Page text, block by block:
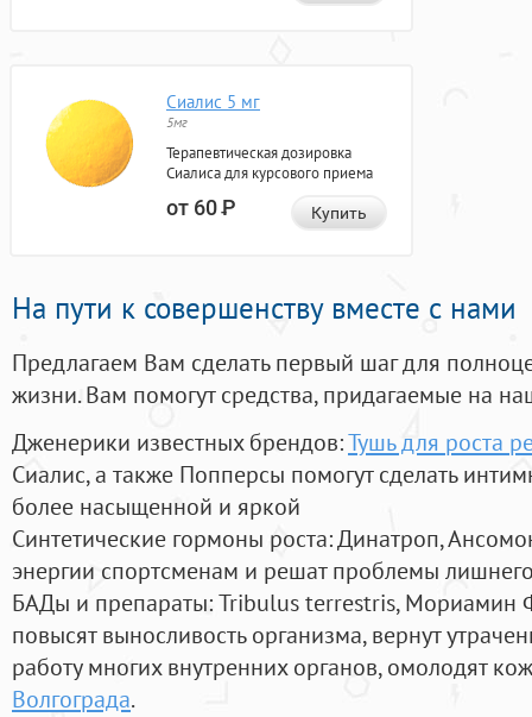
Сиалис 5 мг
5мг
Терапевтическая дозировка
Сиалиса для курсового приема
от 60Р Купить
На пути к совершенству вместе с нами
Предлагаем Вам сделать первый шаг для
жизни. Вам помогут средства, придагаемые на
Дженерики известных брендов:Тушь для роста
Сиалис, а также Попперсы помогут сделать
более насыщенной и яркой
Синтетические гормоны роста: Динатроп,
энергии спортсменам и решат проблемы
БАДы и препараты:Tribulus terrestris, Мориамин
повысят выносливость организма, вернут
работу многих внутренних органов, омолодят
Волгограда.